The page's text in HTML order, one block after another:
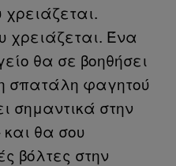
χρειάζεται. Ένα
θα σε βοηθήσει
σπατάλη φαγητού
σημαντικά στην
και θα σου
βόλτες στην